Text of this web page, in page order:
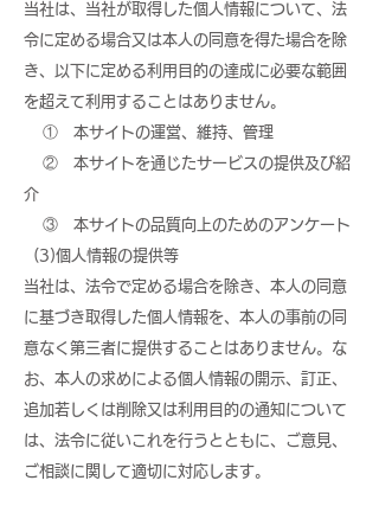
当社は、当社が取得した個人情報について、法
令に定める場合又は本人の同意を得た場合を除
き、以下に定める利用目的の達成に必要な範囲
を超えて利用することはありません。
① 本サイトの運営、維持、管理
② 本サイトを通じたサービスの提供及び紹
介
③ 本サイトの品質向上のためのアンケート
(3)個人情報の提供等
当社は、法令で定める場合を除き、本人の同意
に基づき取得した個人情報を、本人の事前の同
意なく第三者に提供することはありません。な
お、本人の求めによる個人情報の開示、訂正、
追加若しくは削除又は利用目的の通知について
は、法令に従いこれを行うとともに、ご意見、
ご相談に関して適切に対応します。